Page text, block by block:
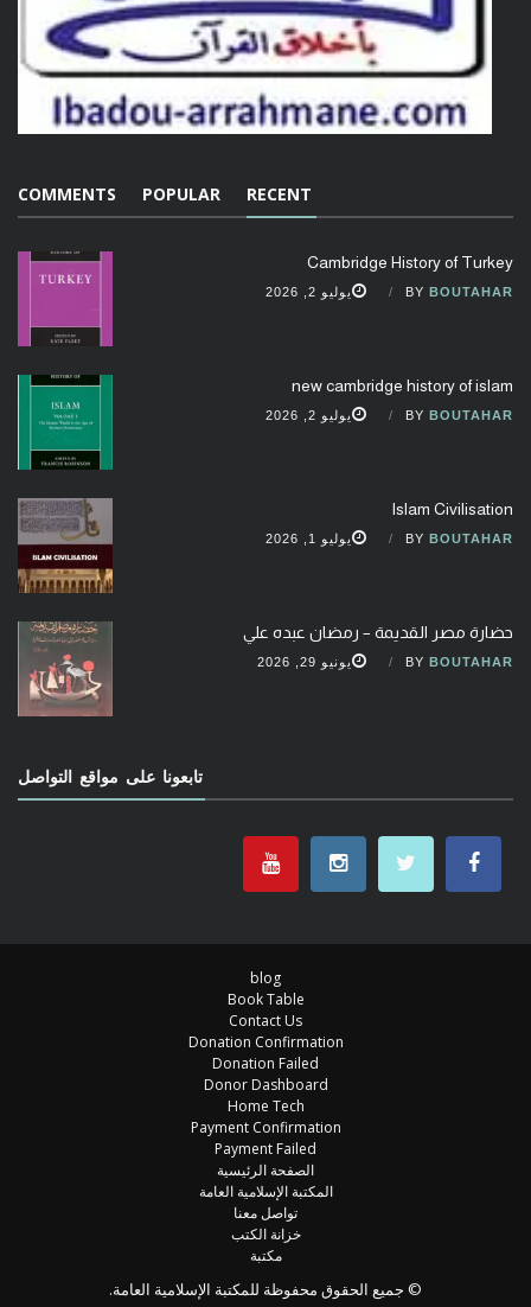
RECENT
POPULAR
COMMENTS
Cambridge History of Turkey
BY BOUTAHAR يوليو 2, 2026
new cambridge history of islam
BY BOUTAHAR يوليو 2, 2026
Islam Civilisation
BY BOUTAHAR يوليو 1, 2026
حضارة مصر القديمة – رمضان عبده علي
BY BOUTAHAR يونيو 29, 2026
تابعونا على مواقع التواصل
blog
Book Table
Contact Us
Donation Confirmation
Donation Failed
Donor Dashboard
Home Tech
Payment Confirmation
Payment Failed
الصفحة الرئيسية
المكتبة الإسلامية العامة
تواصل معنا
خزانة الكتب
مكتبة
© جميع الحقوق محفوظة للمكتبة الإسلامية العامة.